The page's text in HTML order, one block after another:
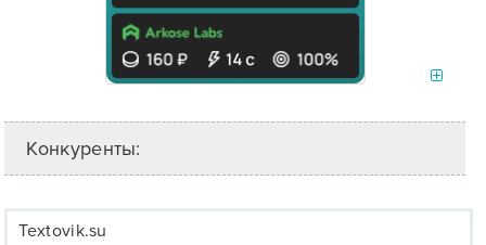
Конкуренты:
Textovik.su